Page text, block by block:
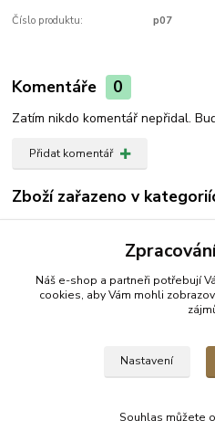
Číslo produktu: p07
Komentáře 0
Zatím nikdo komentář nepřidal.
Přidat komentář
Zboží zařazeno v
Náš e-shop a partneři potřebují
cookies, aby Vám mohli
Nastavení
Souhlas můžete